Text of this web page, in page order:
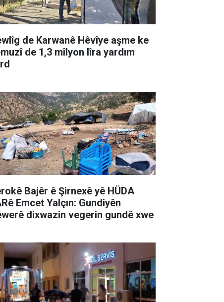
de Karwanê Hêvîye aşme ke
de 1,3 mîlyon lîra yardım
Bajêr ê Şirnexê yê HÜDA
Emcet Yalçın: Gundiyên
dixwazin vegerin gundê xwe